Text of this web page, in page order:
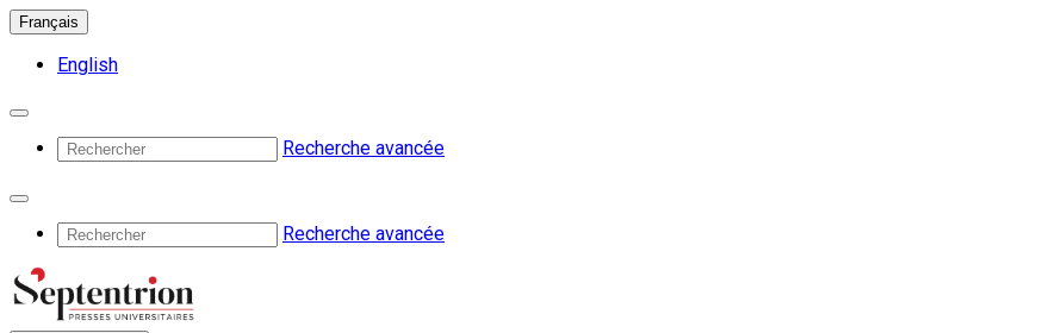
Français
English
Recherche avancée
Recherche avancée